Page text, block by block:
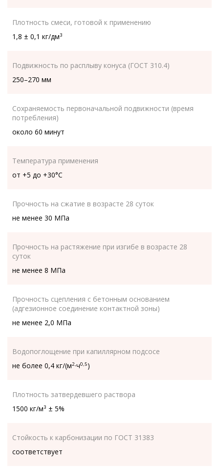
Плотность смеси, готовой к применению
1,8 ± 0,1 кг/дм3
Подвижность по расплыву конуса (ГОСТ 310.4)
250–270 мм
Сохраняемость первоначальной подвижности (время
потребления)
около 60 минут
Температура применения
от +5 до +30°С
Прочность на сжатие в возрасте 28 суток
не менее 30 МПа
Прочность на растяжение при изгибе в возрасте 28
суток
не менее 8 МПа
Прочность сцепления с бетонным основанием
(адгезионное соединение контактной зоны)
не менее 2,0 МПа
Водопоглощение при капиллярном подсосе
не более 0,4 кг/(м2·ч0,5)
Плотность затвердевшего раствора
1500 кг/м3 ± 5%
Стойкость к карбонизации по ГОСТ 31383
соответствует